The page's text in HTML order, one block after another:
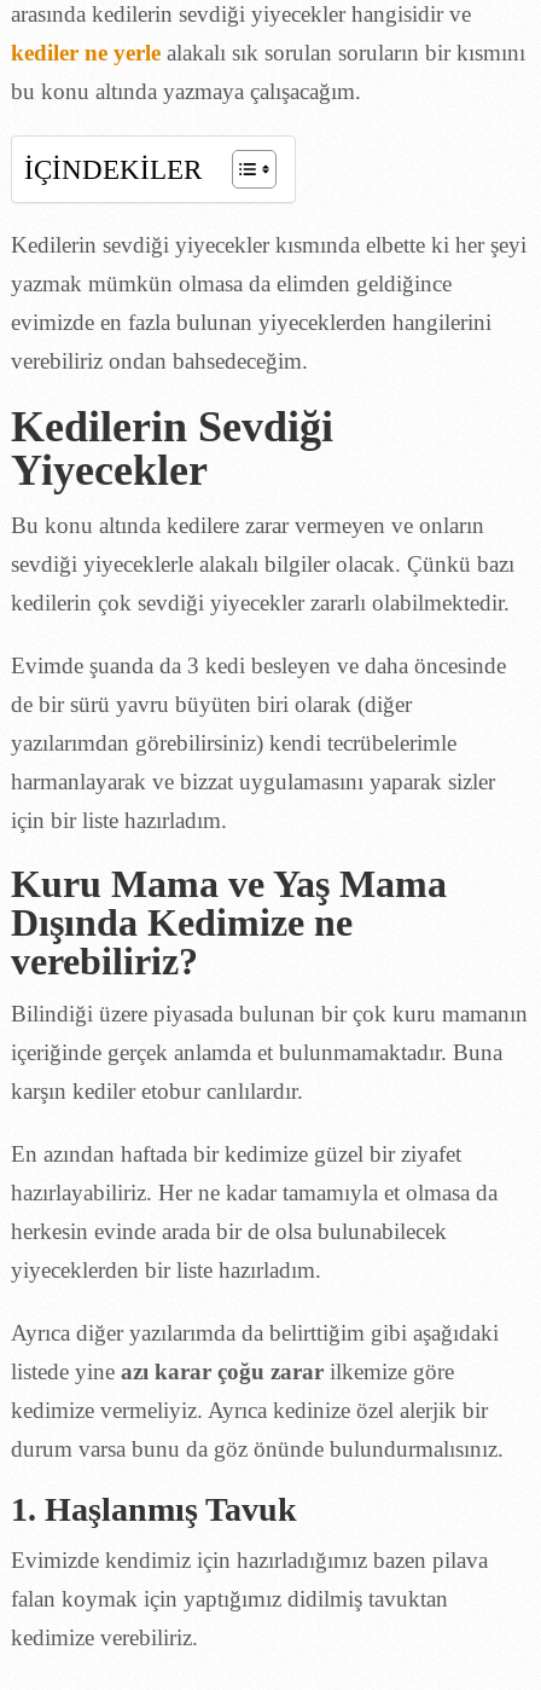
arasında kedilerin sevdiği yiyecekler hangisidir ve
kediler ne yerle alakalı sık sorulan soruların bir kısmını
bu konu altında yazmaya çalışacağım.
İÇİNDEKİLER
Kedilerin sevdiği yiyecekler kısmında elbette ki her şeyi
yazmak mümkün olmasa da elimden geldiğince
evimizde en fazla bulunan yiyeceklerden hangilerini
verebiliriz ondan bahsedeceğim.
Kedilerin Sevdiği
Yiyecekler
Bu konu altında kedilere zarar vermeyen ve onların
sevdiği yiyeceklerle alakalı bilgiler olacak. Çünkü bazı
kedilerin çok sevdiği yiyecekler zararlı olabilmektedir.
Evimde şuanda da 3 kedi besleyen ve daha öncesinde
de bir sürü yavru büyüten biri olarak (diğer
yazılarımdan görebilirsiniz) kendi tecrübelerimle
harmanlayarak ve bizzat uygulamasını yaparak sizler
için bir liste hazırladım.
Kuru Mama ve Yaş Mama
Dışında Kedimize ne
verebiliriz?
Bilindiği üzere piyasada bulunan bir çok kuru mamanın
içeriğinde gerçek anlamda et bulunmamaktadır. Buna
karşın kediler etobur canlılardır.
En azından haftada bir kedimize güzel bir ziyafet
hazırlayabiliriz. Her ne kadar tamamıyla et olmasa da
herkesin evinde arada bir de olsa bulunabilecek
yiyeceklerden bir liste hazırladım.
Ayrıca diğer yazılarımda da belirttiğim gibi aşağıdaki
listede yine azı karar çoğu zararilkemize göre
kedimize vermeliyiz. Ayrıca kedinize özel alerjik bir
durum varsa bunu da göz önünde bulundurmalısınız.
1. Haşlanmış Tavuk
Evimizde kendimiz için hazırladığımız bazen pilava
falan koymak için yaptığımız didilmiş tavuktan
kedimize verebiliriz.